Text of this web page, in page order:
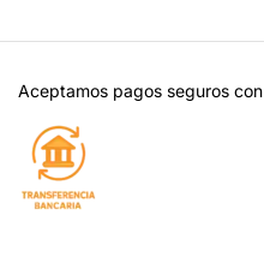
Aceptamos pagos seguros con